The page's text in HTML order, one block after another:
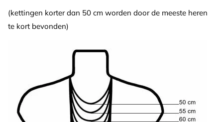
(kettingen korter dan 50 cm worden door de meeste heren
te kort bevonden)